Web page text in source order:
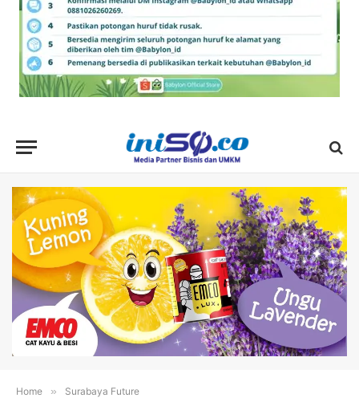
Home » Surabaya Future